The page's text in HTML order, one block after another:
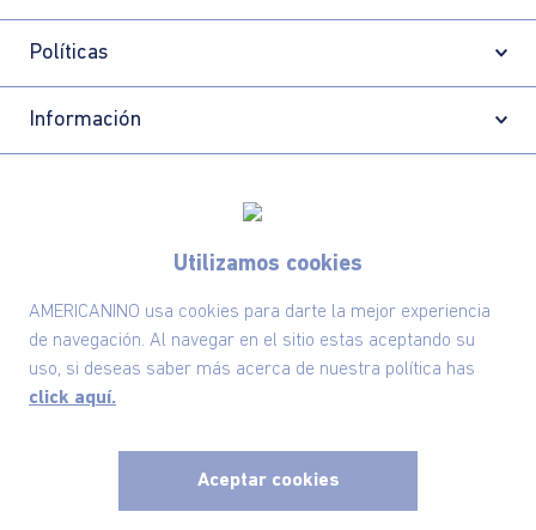
Utilizamos cookies
AMERICANINO usa cookies para darte la mejor experiencia
de navegación. Al navegar en el sitio estas aceptando su
uso, si deseas saber más acerca de nuestra política has
click aquí.
Aceptar cookies
Políticas
Información
Comodin S.A.S | NIT: 800.069.933-6©2025 Americanino, todos los derechos reservados